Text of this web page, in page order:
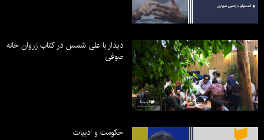
دیدار با علی شمس در کتاب زروان خانه
صوفی
حکومت و ادبیات